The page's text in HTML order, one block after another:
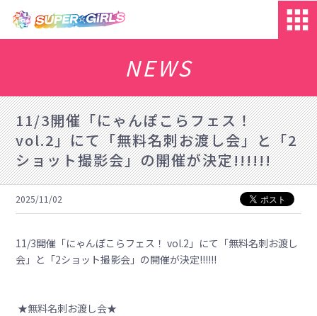
NEWS
11/3開催「にゃんぽこらフェス！
vol.2」にて「無料名刺お渡し会」と「2
ショット撮影会」の開催が決定!!!!!!
2025/11/02
11/3開催「にゃんぽこらフェス！ vol.2」にて「無料名刺お渡し
会」と「2ショット撮影会」の開催が決定!!!!!!
★無料名刺お渡し会★